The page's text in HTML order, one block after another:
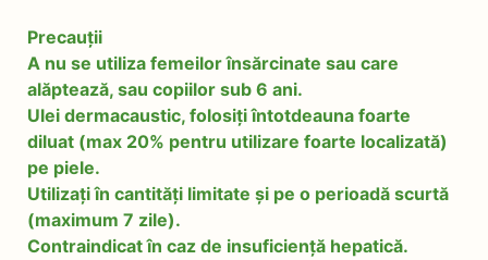
Precauții
A nu se utiliza femeilor însărcinate sau care
alăptează, sau copiilor sub 6 ani.
Ulei dermacaustic, folosiți întotdeauna foarte
diluat (max 20% pentru utilizare foarte localizată)
pe piele.
Utilizați în cantități limitate și pe o perioadă scurtă
(maximum 7 zile).
Contraindicat în caz de insuficiență hepatică.